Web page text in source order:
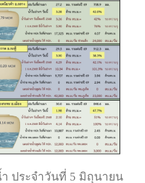
ประจำวันที่ 5 มิถุนายน